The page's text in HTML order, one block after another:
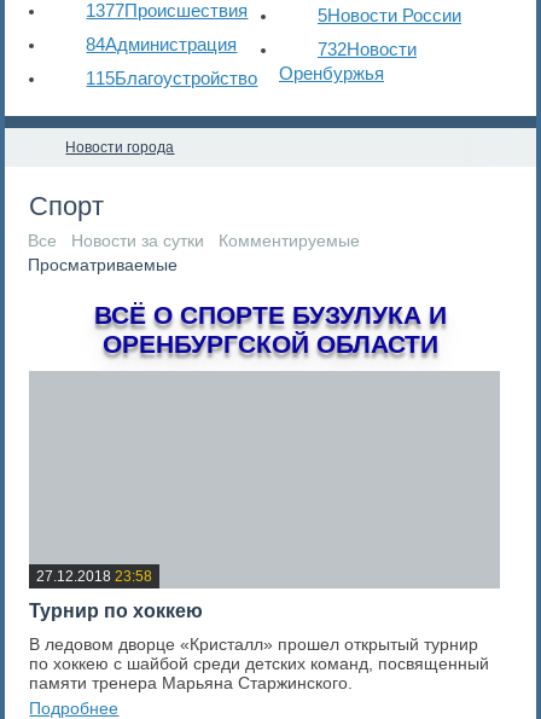
1377Происшествия
84Администрация
115Благоустройство
5Новости России
732Новости
Оренбуржья
Новости города
Спорт
Все Новости за сутки
Комментируемые
Просматриваемые
ВСЁ О СПОРТЕ БУЗУЛУКА И
ОРЕНБУРГСКОЙ ОБЛАСТИ
27.12.2018 23:58
Турнир по хоккею
В ледовом дворце «Кристалл» прошел открытый турнир
по хоккею с шайбой среди детских команд, посвященный
памяти тренера Марьяна Старжинского.
Подробнее